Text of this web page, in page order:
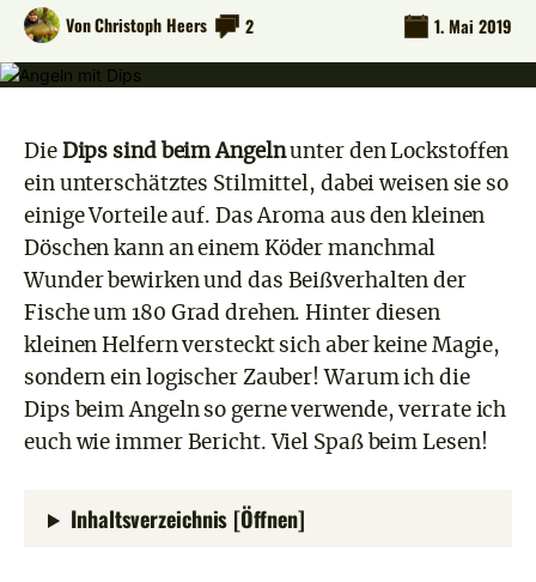
VonChristoph Heers 2 1. Mai 2019
Die Dips sind beim Angelnunter den Lockstoffen
ein unterschätztes Stilmittel, dabei weisen sie so
einige Vorteile auf. Das Aroma aus den kleinen
Döschen kann an einem Köder manchmal
Wunder bewirken und das Beißverhalten der
Fische um 180 Grad drehen. Hinter diesen
kleinen Helfern versteckt sich aber keine Magie,
sondern ein logischer Zauber! Warum ich die
Dips beim Angeln so gerne verwende, verrate ich
euch wie immer Bericht. Viel Spaß beim Lesen!
Inhaltsverzeichnis [Öffnen]